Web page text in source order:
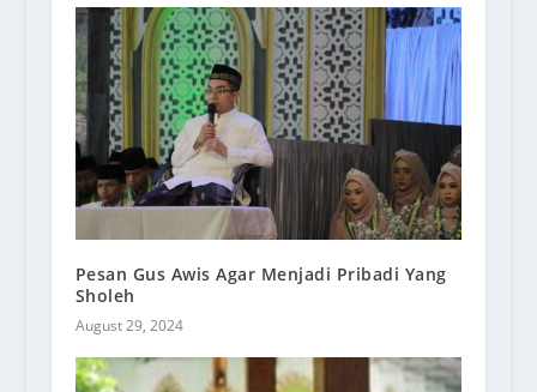
Pesan Gus Awis Agar Menjadi Pribadi Yang
Sholeh
August 29, 2024